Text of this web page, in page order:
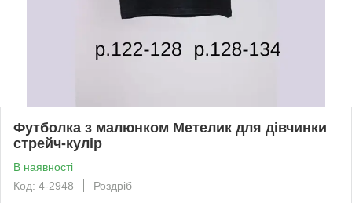
Футболка з малюнком Метелик для дівчинки
стрейч-кулір
В наявності
Код: 4-2948
Роздріб